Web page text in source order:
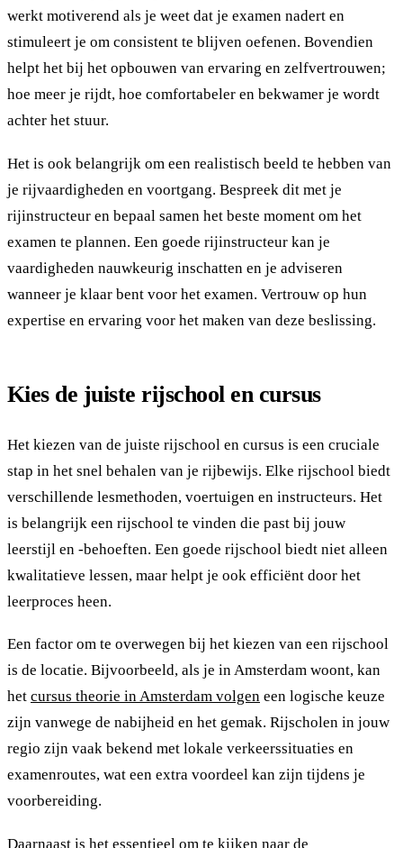
werkt motiverend als je weet dat je examen nadert en
stimuleert je om consistent te blijven oefenen. Bovendien
helpt het bij het opbouwen van ervaring en zelfvertrouwen;
hoe meer je rijdt, hoe comfortabeler en bekwamer je wordt
achter het stuur.
Het is ook belangrijk om een realistisch beeld te hebben van
je rijvaardigheden en voortgang. Bespreek dit met je
rijinstructeur en bepaal samen het beste moment om het
examen te plannen. Een goede rijinstructeur kan je
vaardigheden nauwkeurig inschatten en je adviseren
wanneer je klaar bent voor het examen. Vertrouw op hun
expertise en ervaring voor het maken van deze beslissing.
Kies de juiste rijschool en cursus
Het kiezen van de juiste rijschool en cursus is een cruciale
stap in het snel behalen van je rijbewijs. Elke rijschool biedt
verschillende lesmethoden, voertuigen en instructeurs. Het
is belangrijk een rijschool te vinden die past bij jouw
leerstijl en -behoeften. Een goede rijschool biedt niet alleen
kwalitatieve lessen, maar helpt je ook efficiënt door het
leerproces heen.
Een factor om te overwegen bij het kiezen van een rijschool
is de locatie. Bijvoorbeeld, als je in Amsterdam woont, kan
het cursus theorie in Amsterdam volgen een logische keuze
zijn vanwege de nabijheid en het gemak. Rijscholen in jouw
regio zijn vaak bekend met lokale verkeerssituaties en
examenroutes, wat een extra voordeel kan zijn tijdens je
voorbereiding.
Daarnaast is het essentieel om te kijken naar de